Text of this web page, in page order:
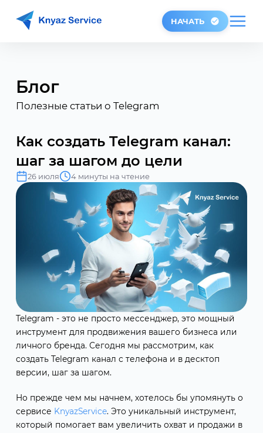
НАЧАТЬ
Блог
Полезные статьи о Telegram
Как создать Telegram канал:
шаг за шагом до цели
26 июля 4 минуты на чтение
Telegram - это не просто мессенджер, это мощный
инструмент для продвижения вашего бизнеса или
личного бренда. Сегодня мы рассмотрим, как
создать Telegram канал с телефона и в десктоп
версии, шаг за шагом.
Но прежде чем мы начнем, хотелось бы упомянуть о
сервисе KnyazService. Это уникальный инструмент,
который помогает вам увеличить охват и продажи в